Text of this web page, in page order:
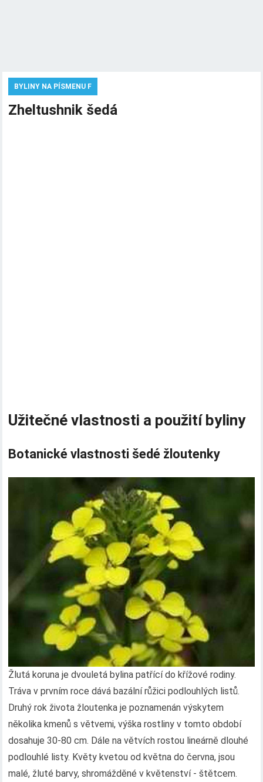
BYLINY NA PÍSMENU F
Zheltushnik šedá
Užitečné vlastnosti a použití byliny
Botanické vlastnosti šedé žloutenky
Žlutá koruna je dvouletá bylina patřící do křížové rodiny.
Tráva v prvním roce dává bazální růžici podlouhlých listů.
Druhý rok života žloutenka je poznamenán výskytem
několika kmenů s větvemi, výška rostliny v tomto období
dosahuje 30-80 cm. Dále na větvích rostou lineárně dlouhé
podlouhlé listy. Květy kvetou od května do června, jsou
malé, žluté barvy, shromážděné v květenství - štětcem.